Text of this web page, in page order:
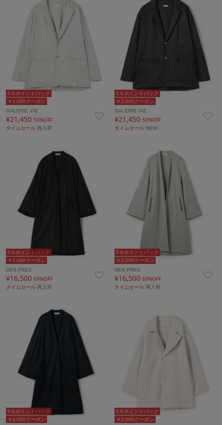
￥2,000クーポン
5％ポイントバック
GALERIE VIE
¥21,450 50%OFF
タイムセール 再入荷
￥2,000クーポン
5％ポイントバック
GALERIE VIE
¥21,45050%OFF
タイムセール NEW
￥2,000クーポン
5％ポイントバック
DES PRES
¥16,500 69%OFF
タイムセール 再入荷
￥2,000クーポン
5％ポイントバック
DES PRES
¥16,50069%OFF
タイムセール再入荷
￥2,000クーポン
5％ポイントバック
￥2,000クーポン
5％ポイントバック